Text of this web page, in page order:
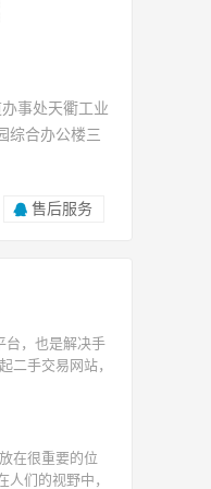
事处天衢工业
综合办公楼三
售后服务
台，也是解决手
二手交易网站，
在很重要的位
人们的视野中，